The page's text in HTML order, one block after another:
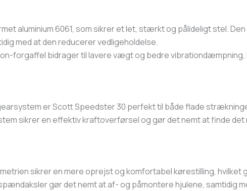
aluminium 6061, som sikrer et let, stærkt og pålideligt stel.
med at den reducerer vedligeholdelse.
forgaffel bidrager til lavere vægt og bedre vibrationdæmpning,
er Scott Speedster 30 perfekt til både flade
sikrer en effektiv kraftoverførsel og gør det nemt at finde
sikrer en mere oprejst og komfortabel kørestilling, hvilket
gør det nemt at af- og påmontere hjulene, samtidig